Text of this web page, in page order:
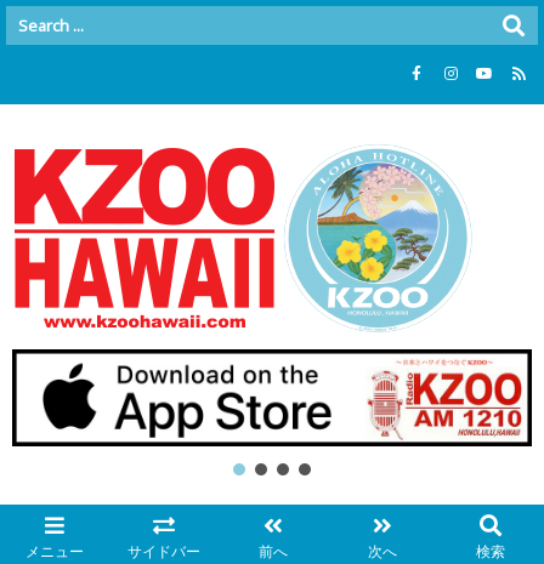
メニュー サイドバー 前へ 次へ 検索